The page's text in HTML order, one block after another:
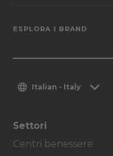
ESPLORA I BRAND
Italian - Italy
Settori
Centri benessere